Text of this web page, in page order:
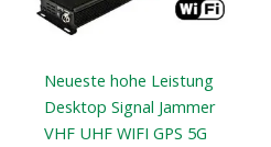
Neueste hohe Leistung
Desktop Signal Jammer
VHF UHF WIFI GPS 5G